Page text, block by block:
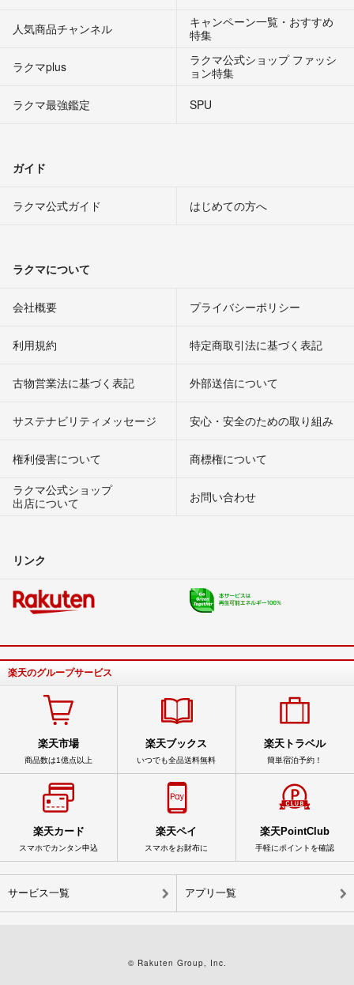
人気商品チャンネル
キャンペーン一覧・おすすめ
特集
ラクマplus
ラクマ公式ショップ ファッシ
ョン特集
ラクマ最強鑑定
SPU
ガイド
ラクマ公式ガイド はじめての方へ
ラクマについて
会社概要 プライバシーポリシー
利用規約 特定商取引法に基づく表記
古物営業法に基づく表記 外部送信について
サステナビリティメッセージ 安心・安全のための取り組み
権利侵害について
商標権について
ラクマ公式ショップ
出店について
お問い合わせ
リンク
楽天のグループサービス
楽天市場
商品数は1億点以上
楽天ブックス
いつでも全品送料無料
楽天トラベル
簡単宿泊予約！
楽天カード
スマホでカンタン申込
楽天ペイ
スマホをお財布に
楽天PointClub
手軽にポイントを確認
サービス一覧 アプリ一覧
© Rakuten Group, Inc.